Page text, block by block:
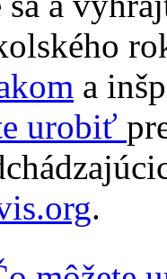
a
urobiť
.